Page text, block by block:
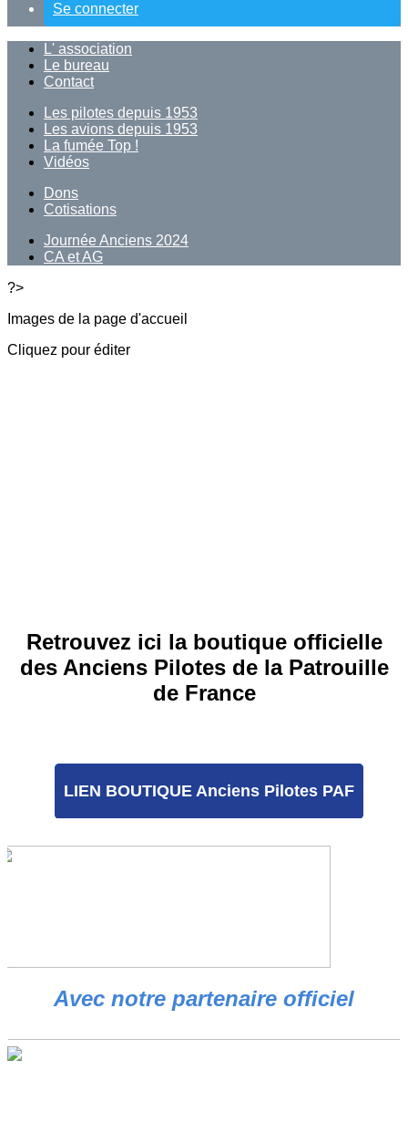
Se connecter
L' association
Le bureau
Contact
Les pilotes depuis 1953
Les avions depuis 1953
La fumée Top !
Vidéos
Dons
Cotisations
Journée Anciens 2024
CA et AG
?>
Images de la page d'accueil
Cliquez pour éditer
Retrouvez ici la boutique officielle
des Anciens Pilotes de la Patrouille
de France
LIEN BOUTIQUE Anciens Pilotes PAF
Avec notre partenaire officiel